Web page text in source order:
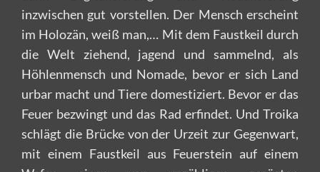
inzwischen gut vorstellen. Der Mensch erscheint
im Holozän, weiß man,… Mit dem Faustkeil durch
die Welt ziehend, jagend und sammelnd, als
Höhlenmensch und Nomade, bevor er sich Land
urbar macht und Tiere domestiziert. Bevor er das
Feuer bezwingt und das Rad erfindet. Und Troika
schlägt die Brücke von der Urzeit zur Gegenwart,
mit einem Faustkeil aus Feuerstein auf einem